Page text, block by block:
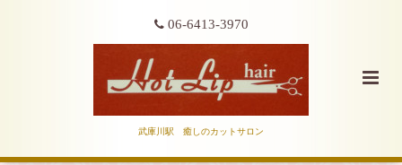
06-6413-3970
武庫川駅 癒しのカットサロン